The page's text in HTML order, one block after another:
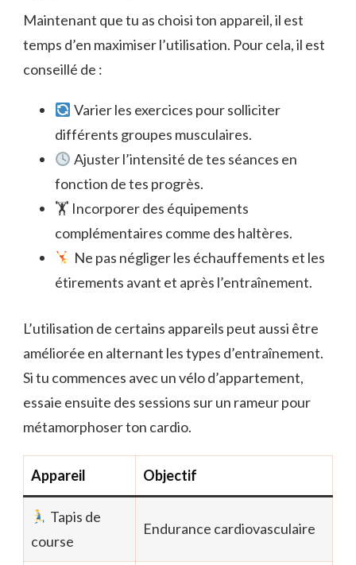
Maintenant que tu as choisi ton appareil, il est
temps d’en maximiser l’utilisation. Pour cela, il est
conseillé de :
Varier les exercices pour solliciter
différents groupes musculaires.
Ajuster l’intensité de tes séances en
fonction de tes progrès.
🏋️ Incorporer des équipements
complémentaires comme des haltères.
Ne pas négliger les échauffements et les
étirements avant et après l’entraînement.
L’utilisation de certains appareils peut aussi être
améliorée en alternant les types d’entraînement.
Si tu commences avec un vélo d’appartement,
essaie ensuite des sessions sur un rameur pour
métamorphoser ton cardio.
Appareil Objectif
Tapis de
course
Endurance cardiovasculaire